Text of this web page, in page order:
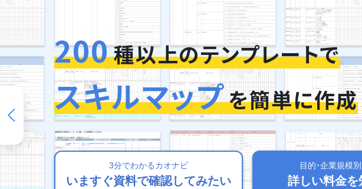
3分でわかるカオナビ
いますぐ資料で確認してみたい
目的・企業規模
詳しい料金
3分でわかるカオナビ
いますぐ資料で確認してみたい
目的・企業規模
詳しい料金
200種以上のテンプレートで
スキルマップを簡単に作成
3分でわかるカオナビ
いますぐ資料で確認してみたい
目的・企業規模
詳しい料金
3分でわかるカオナビ
いますぐ資料で確認してみたい
目的・企業規模
詳しい料金
3分でわかるカオナビ
いますぐ資料で確認してみたい
目的・企業規模
詳しい料金